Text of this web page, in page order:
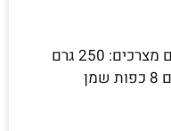
פאבה – חומוס יווני ל – 4 אנשים מצרכים: 250 גרם